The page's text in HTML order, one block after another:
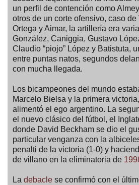
un perfil de contención como
otros de un corte ofensivo, caso de
Ortega y Aimar, la artillería era
González, Caniggia, Gustavo
Claudio “piojo” López y Batistuta,
entre puntas natos, segundos
con mucha llegada.
Los bicampeones del mundo
Marcelo Bielsa y la primera
alimentó el ego argentino. La
el nuevo clásico del fútbol, el
donde David Beckham se dio el
particular venganza con la
penalti de la victoria (1-0) y
de villano en la eliminatoria de
La debacle se confirmó con el